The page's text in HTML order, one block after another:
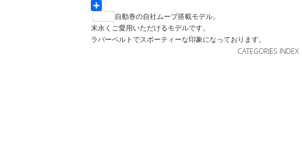
Line
共
有
自動巻の自社ムーブ搭載モデル。
末永くご愛用いただけるモデルです。
ラバーベルトでスポーティーな印象になっております。
CATEGORIES INDEX